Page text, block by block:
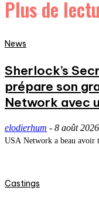
Plus de
News
Sherlock’s
prépare son
Network avec
elodierhum - 8 août 2026
USA Network a beau avoir
Castings